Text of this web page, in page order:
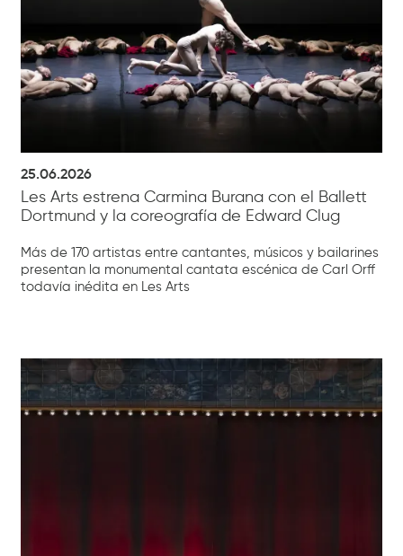
25.06.2026
Les Arts estrena Carmina Burana con el Ballett
Dortmund y la coreografía de Edward Clug
Más de 170 artistas entre cantantes, músicos y bailarines
presentan la monumental cantata escénica de Carl Orff
todavía inédita en Les Arts